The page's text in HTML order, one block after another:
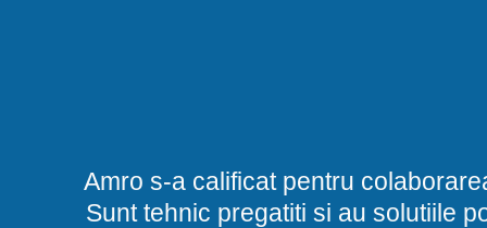
Amro s-a calificat pentru
Sunt tehnic pregatiti si au solutiile